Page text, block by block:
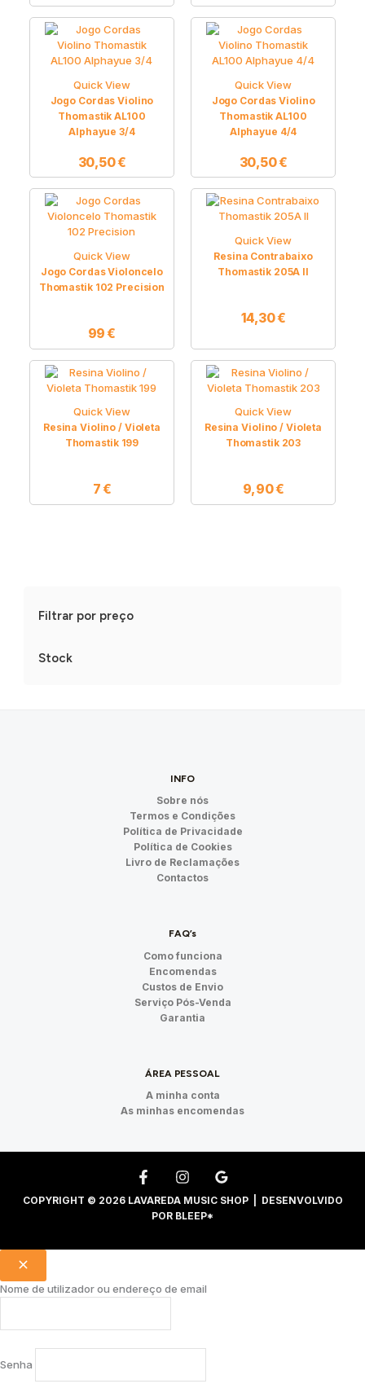
Filtrar por preço
Stock
Quick View
Jogo Cordas Violino
Thomastik AL100
Alphayue 3/4
30,50€
Quick View
Jogo Cordas Violino
Thomastik AL100
Alphayue 4/4
30,50€
Quick View
Jogo Cordas Violoncelo
Thomastik 102 Precision
99€
Quick View
Resina Contrabaixo
Thomastik 205A II
14,30€
Quick View
Resina Violino / Violeta
Thomastik 199
7€
Quick View
Resina Violino / Violeta
Thomastik 203
9,90€
INFO
Sobre nós
Termos e Condições
Política de Privacidade
Política de Cookies
Livro de Reclamações
Contactos
FAQ’s
Como funciona
Encomendas
Custos de Envio
Serviço Pós-Venda
Garantia
ÁREA PESSOAL
A minha conta
As minhas encomendas
COPYRIGHT © 2026 LAVAREDA MUSIC SHOP | DESENVOLVIDO
POR BLEEP*
Nome de utilizador ou endereço de email
Senha